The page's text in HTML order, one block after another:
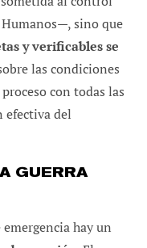
sino que
y verificables se
las condiciones
con todas las
efectiva del
GUERRA
hay un